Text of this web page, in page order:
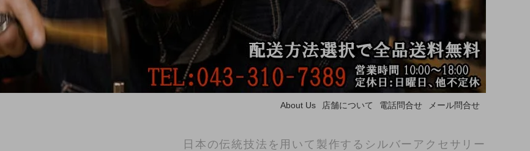
About Us 店舗について 電話問合せ メール問合せ
日本の伝統技法を用いて製作するシルバーアクセサリー